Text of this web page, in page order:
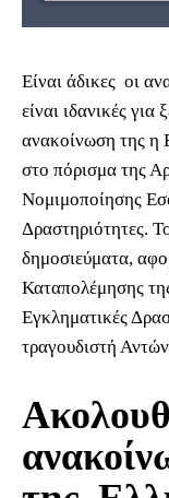
Είναι άδικες οι
είναι ιδανικές
ανακοίνωση της η
στο πόρισμα της
Νομιμοποίησης
Δραστηριότητες.
δημοσιεύματα,
Καταπολέμησης
Εγκληματικές
τραγουδιστή